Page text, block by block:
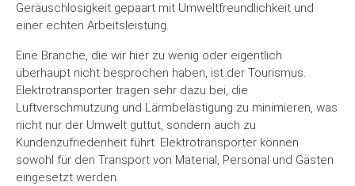
Geräuschlosigkeit gepaart mit Umweltfreundlichkeit und
einer echten Arbeitsleistung.
Eine Branche, die wir hier zu wenig oder eigentlich
überhaupt nicht besprochen haben, ist der Tourismus.
Elektrotransporter tragen sehr dazu bei, die
Luftverschmutzung und Lärmbelästigung zu minimieren, was
nicht nur der Umwelt guttut, sondern auch zu
Kundenzufriedenheit führt. Elektrotransporter können
sowohl für den Transport von Material, Personal und Gästen
eingesetzt werden.